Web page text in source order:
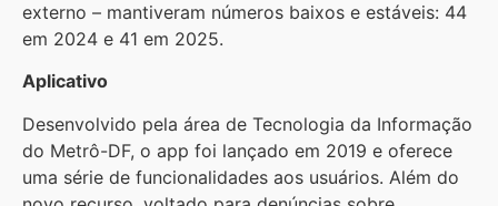
externo – mantiveram números baixos e estáveis: 44
em 2024 e 41 em 2025.
Aplicativo
Desenvolvido pela área de Tecnologia da Informação
do Metrô-DF, o app foi lançado em 2019 e oferece
uma série de funcionalidades aos usuários. Além do